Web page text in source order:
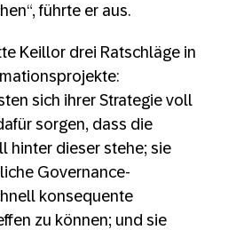
führte er aus.
Keillor drei Ratschläge in
sich ihrer Strategie voll
sorgen, dass die
hinter dieser stehe; sie
Governance-
konsequente
zu können; und sie